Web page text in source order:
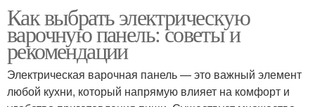
Как выбрать электрическую
варочную панель: советы и
рекомендации
Электрическая варочная панель — это важный элемент
любой кухни, который напрямую влияет на комфорт и